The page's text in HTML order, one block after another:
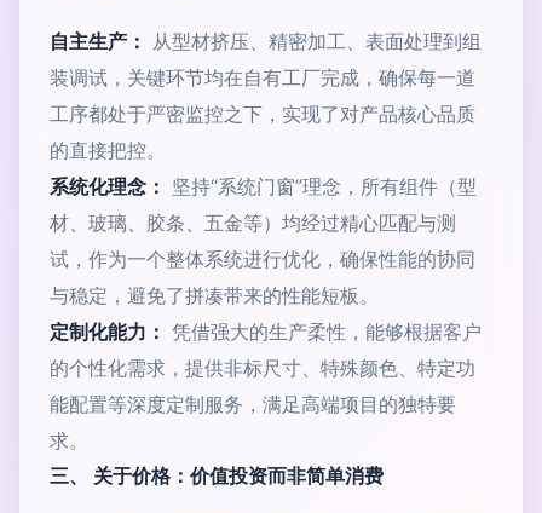
自主生产： 从型材挤压、精密加工、表面处理到组
装调试，关键环节均在自有工厂完成，确保每一道
工序都处于严密监控之下，实现了对产品核心品质
的直接把控。
系统化理念： 坚持“系统门窗”理念，所有组件（型
材、玻璃、胶条、五金等）均经过精心匹配与测
试，作为一个整体系统进行优化，确保性能的协同
与稳定，避免了拼凑带来的性能短板。
定制化能力： 凭借强大的生产柔性，能够根据客户
的个性化需求，提供非标尺寸、特殊颜色、特定功
能配置等深度定制服务，满足高端项目的独特要
求。
三、 关于价格：价值投资而非简单消费